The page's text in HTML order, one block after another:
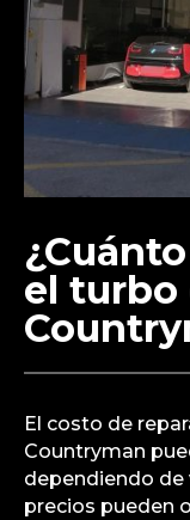
el turbo
El costo de
Countryman
dependiendo de
precios pueden